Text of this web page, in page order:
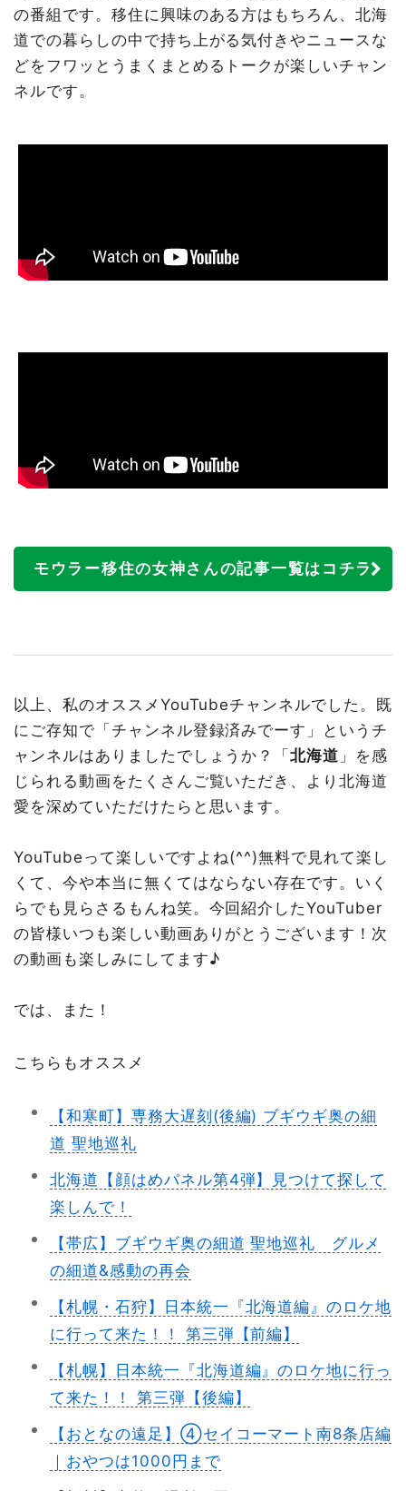
の番組です。移住に興味のある方はもちろん、北海
道での暮らしの中で持ち上がる気付きやニュースな
どをフワッとうまくまとめるトークが楽しいチャン
ネルです。
モウラー移住の女神さんの記事一覧はコチラ
以上、私のオススメYouTubeチャンネルでした。既
にご存知で「チャンネル登録済みでーす」というチ
ャンネルはありましたでしょうか？「北海道 」を感
じられる動画をたくさんご覧いただき、より北海道
愛を深めていただけたらと思います。
YouTubeって楽しいですよね(^^)無料で見れて楽し
くて、今や本当に無くてはならない存在です。いく
らでも見らさるもんね笑。今回紹介したYouTuber
の皆様いつも楽しい動画ありがとうございます！次
の動画も楽しみにしてます♪
では、また！
こちらもオススメ
【和寒町】専務大遅刻(後編) ブギウギ奥の細
道 聖地巡礼
北海道【顔はめパネル第4弾】見つけて探して
楽しんで！
【帯広】ブギウギ奥の細道 聖地巡礼 グルメ
の細道&感動の再会
【札幌・石狩】日本統一『北海道編』のロケ地
に行って来た！！ 第三弾【前編】
【札幌】日本統一『北海道編』のロケ地に行っ
て来た！！ 第三弾【後編】
【おとなの遠足】④セイコーマート南8条店編
｜おやつは1000円まで